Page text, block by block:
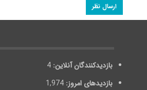
بازدیدکنندگان آنلاین: 4
بازدیدهای امروز: 1,974